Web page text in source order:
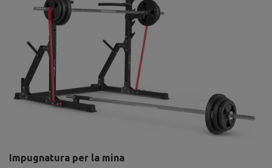
Impugnatura per la mina